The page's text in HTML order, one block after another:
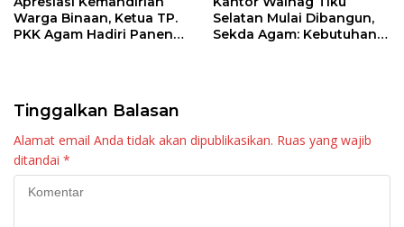
Warga Binaan, Ketua TP.
PKK Agam Hadiri Panen
Selatan Mulai Dibangun,
Sekda Agam: Kebutuhan
Tinggalkan Balasan
Alamat email Anda tidak akan dipublikasikan. Ruas yang wajib
ditandai *